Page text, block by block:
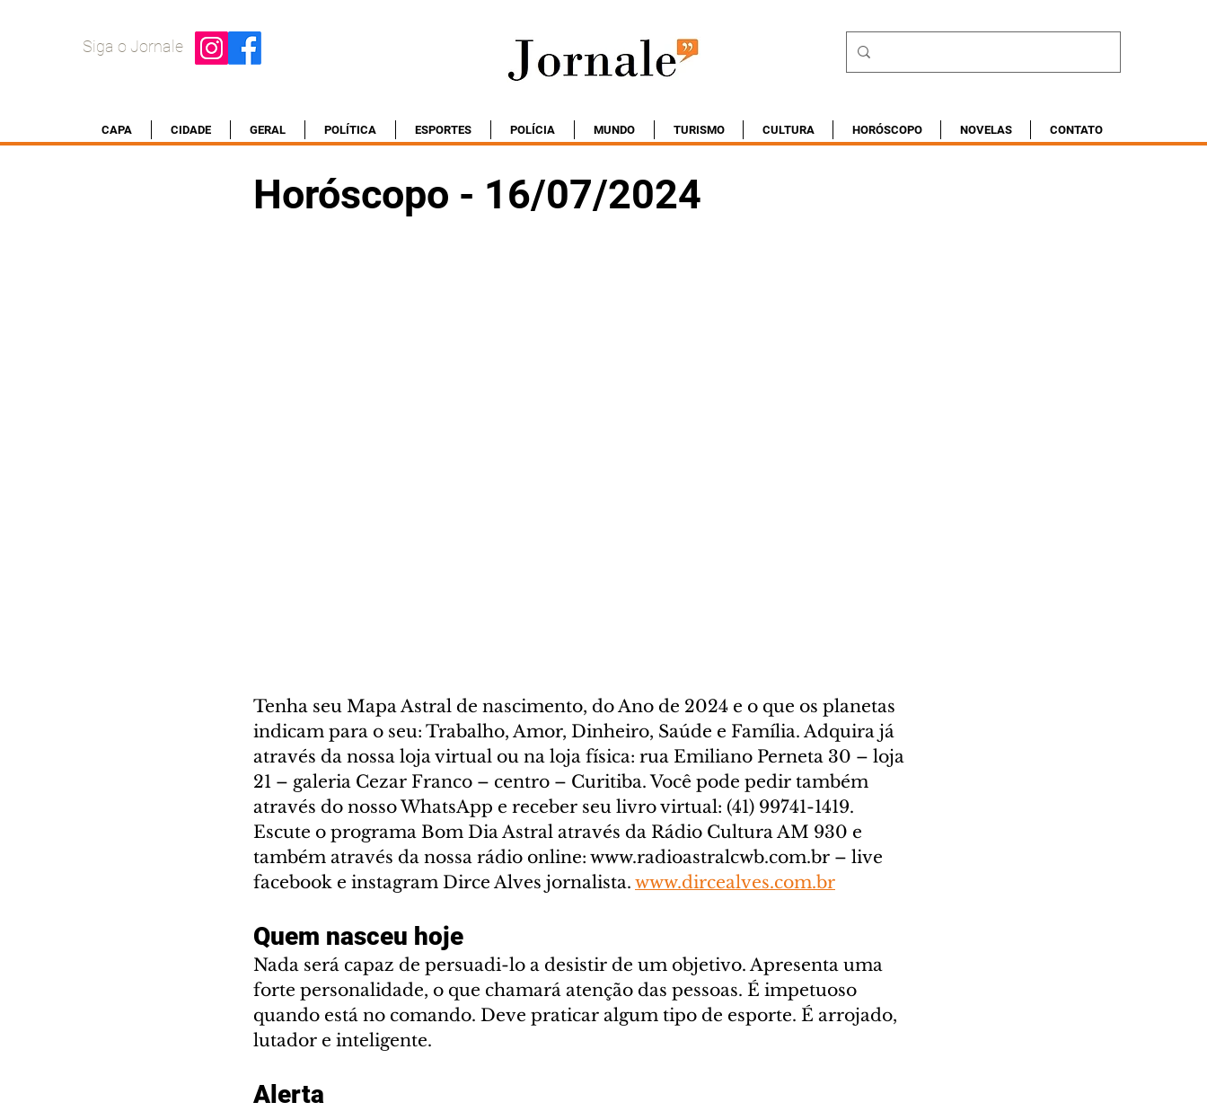
Siga o Jornale
CAPA CIDADE GERAL POLÍTICA ESPORTES POLÍCIA MUNDO TURISMO CULTURA HORÓSCOPO NOVELAS CONTATO
Horóscopo - 16/07/2024
Tenha seu Mapa Astral de nascimento, do Ano de 2024 e o que os planetas
indicam para o seu: Trabalho, Amor, Dinheiro, Saúde e Família. Adquira já
através da nossa loja virtual ou na loja física: rua Emiliano Perneta 30 – loja
21 – galeria Cezar Franco – centro – Curitiba. Você pode pedir também
através do nosso WhatsApp e receber seu livro virtual: (41) 99741-1419.
Escute o programa Bom Dia Astral através da Rádio Cultura AM 930 e
também através da nossa rádio online: www.radioastralcwb.com.br – live
facebook e instagram Dirce Alves jornalista. www.dircealves.com.br
Quem nasceu hoje
Nada será capaz de persuadi-lo a desistir de um objetivo. Apresenta uma
forte personalidade, o que chamará atenção das pessoas. É impetuoso
quando está no comando. Deve praticar algum tipo de esporte. É arrojado,
lutador e inteligente.
Alerta